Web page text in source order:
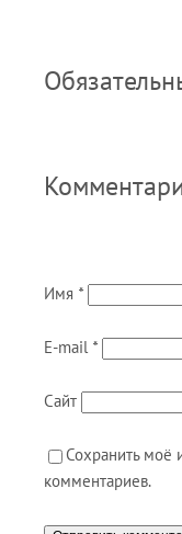
Имя *
E-mail *
Сайт
Сохранить моё
комментариев.